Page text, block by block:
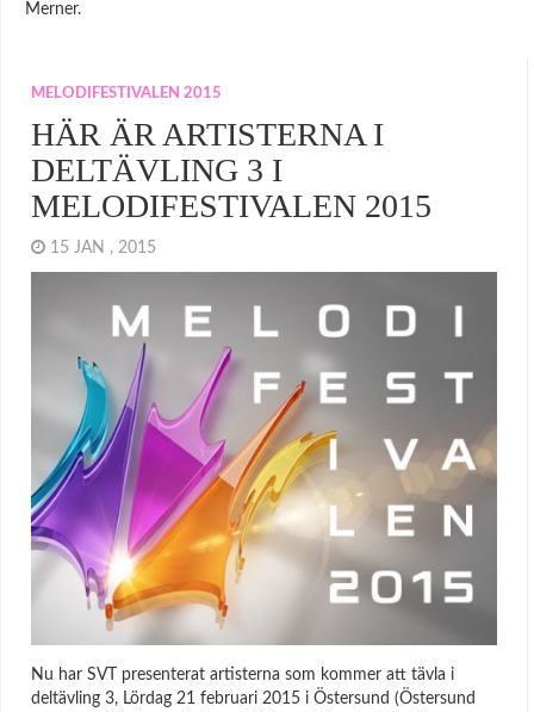
Merner.
MELODIFESTIVALEN 2015
HÄR ÄR ARTISTERNA I
DELTÄVLING 3 I
MELODIFESTIVALEN 2015
15 JAN , 2015
Nu har SVT presenterat artisterna som kommer att tävla i
deltävling 3, Lördag 21 februari 2015 i Östersund (Östersund